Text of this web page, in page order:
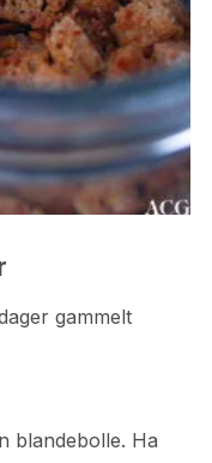
gammelt
blandebolle. Ha